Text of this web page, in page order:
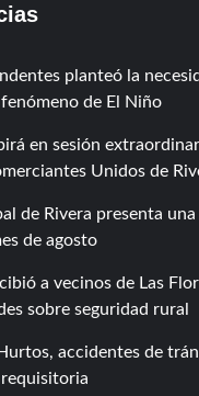
planteó la
de El Niño
en sesión
Unidos de
de Rivera presenta una
de agosto
a vecinos de Las
sobre seguridad rural
accidentes de